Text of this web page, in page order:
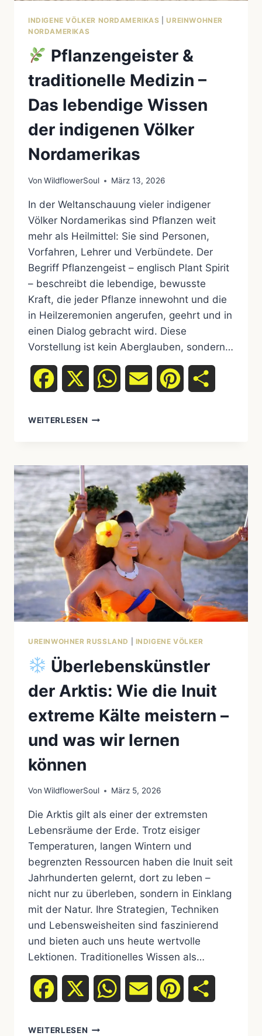
INDIGENE VÖLKER NORDAMERIKAS |UREINWOHNER
NORDAMERIKAS
Pflanzengeister &
traditionelle Medizin –
Das lebendige Wissen
der indigenen Völker
Nordamerikas
Von WildflowerSoul März 13, 2026
In der Weltanschauung vieler indigener
Völker Nordamerikas sind Pflanzen weit
mehr als Heilmittel: Sie sind Personen,
Vorfahren, Lehrer und Verbündete. Der
Begriff Pflanzengeist – englisch Plant Spirit
– beschreibt die lebendige, bewusste
Kraft, die jeder Pflanze innewohnt und die
in Heilzeremonien angerufen, geehrt und in
einen Dialog gebracht wird. Diese
Vorstellung ist kein Aberglauben, sondern…
Facebook WhatsAppEmail Pinterest
WEITERLESEN
MEDIZIN
–
DAS
LEBENDIGE
WISSEN
DER
INDIGENEN
VÖLKER
NORDAMERIKAS
UREINWOHNER RUSSLAND INDIGENE VÖLKER
Überlebenskünstler
der Arktis: Wie die Inuit
extreme Kälte meistern –
und was wir lernen
können
Von WildflowerSoul März 5, 2026
Die Arktis gilt als einer der extremsten
Lebensräume der Erde. Trotz eisiger
Temperaturen, langen Wintern und
begrenzten Ressourcen haben die Inuit seit
Jahrhunderten gelernt, dort zu leben –
nicht nur zu überleben, sondern in Einklang
mit der Natur. Ihre Strategien, Techniken
und Lebensweisheiten sind faszinierend
und bieten auch uns heute wertvolle
Lektionen. Traditionelles Wissen als…
Facebook WhatsAppEmail Pinterest
WEITERLESEN